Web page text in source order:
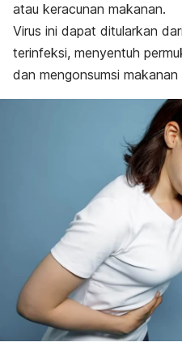
atau keracunan makanan.
Virus ini dapat ditularkan
terinfeksi, menyentuh
dan mengonsumsi